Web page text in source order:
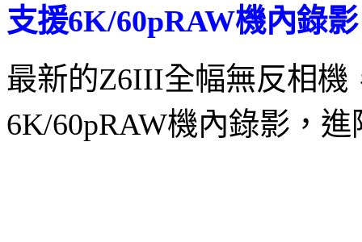
支援6K/60pRAW機內錄影
最新的Z6III全幅無反相機
6K/60pRAW機內錄影，